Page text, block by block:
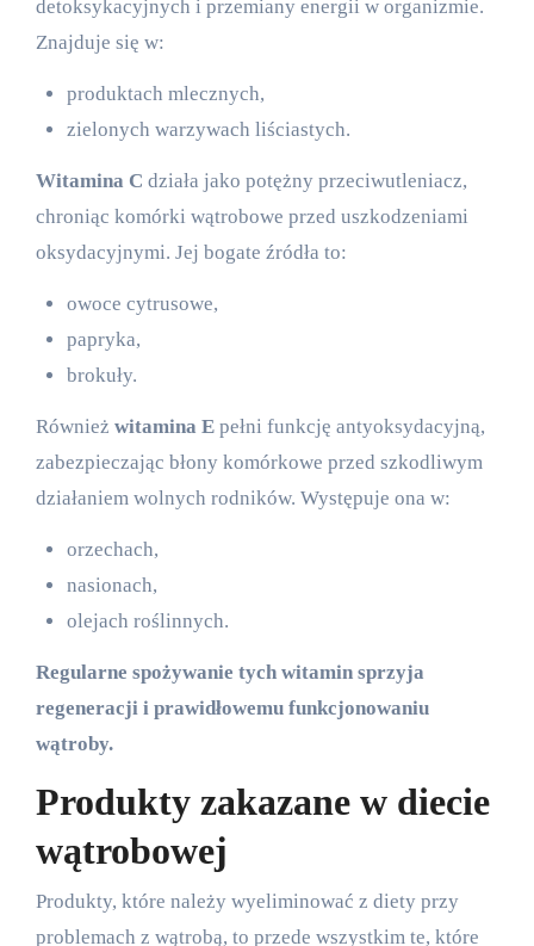
detoksykacyjnych i przemiany energii w organizmie.
Znajduje się w:
produktach mlecznych,
zielonych warzywach liściastych.
Witamina C działa jako potężny przeciwutleniacz,
chroniąc komórki wątrobowe przed uszkodzeniami
oksydacyjnymi. Jej bogate źródła to:
owoce cytrusowe,
papryka,
brokuły.
Również witamina Epełni funkcję antyoksydacyjną,
zabezpieczając błony komórkowe przed szkodliwym
działaniem wolnych rodników. Występuje ona w:
orzechach,
nasionach,
olejach roślinnych.
Regularne spożywanie tych witamin sprzyja
regeneracji i prawidłowemu funkcjonowaniu
wątroby.
Produkty zakazane w diecie
wątrobowej
Produkty, które należy wyeliminować z diety przy
problemach z wątrobą, to przede wszystkim te, które